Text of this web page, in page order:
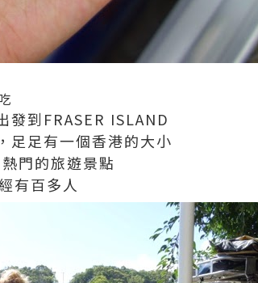
發到FRASER ISLAND
足足有一個香港的大小
門的旅遊景點
有百多人